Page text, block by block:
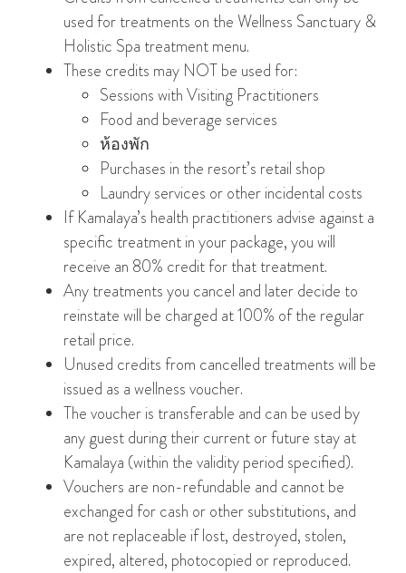
used for treatments on the Wellness Sanctuary &
Holistic Spa treatment menu.
These credits may NOT be used for:
Sessions with Visiting Practitioners
Food and beverage services
ห้องพัก
Purchases in the resort’s retail shop
Laundry services or other incidental costs
If Kamalaya’s health practitioners advise against a
specific treatment in your package, you will
receive an 80% credit for that treatment.
Any treatments you cancel and later decide to
reinstate will be charged at 100% of the regular
retail price.
Unused credits from cancelled treatments will be
issued as a wellness voucher.
The voucher is transferable and can be used by
any guest during their current or future stay at
Kamalaya (within the validity period specified).
Vouchers are non-refundable and cannot be
exchanged for cash or other substitutions, and
are not replaceable if lost, destroyed, stolen,
expired, altered, photocopied or reproduced.